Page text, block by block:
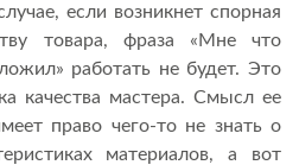
если возникнет спорная
товара, фраза «Мне что
работать не будет. Это
качества мастера. Смысл ее
право чего-то не знать о
материалов, а вот